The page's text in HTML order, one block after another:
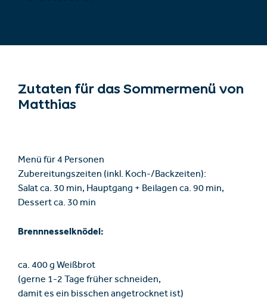
Zutaten für das Sommermenü von
Matthias
Menü für 4 Personen
Zubereitungszeiten (inkl. Koch-/Backzeiten):
Salat ca. 30 min, Hauptgang + Beilagen ca. 90 min,
Dessert ca. 30 min
Brennnesselknödel:
ca. 400 g Weißbrot
(gerne 1-2 Tage früher schneiden,
damit es ein bisschen angetrocknet ist)